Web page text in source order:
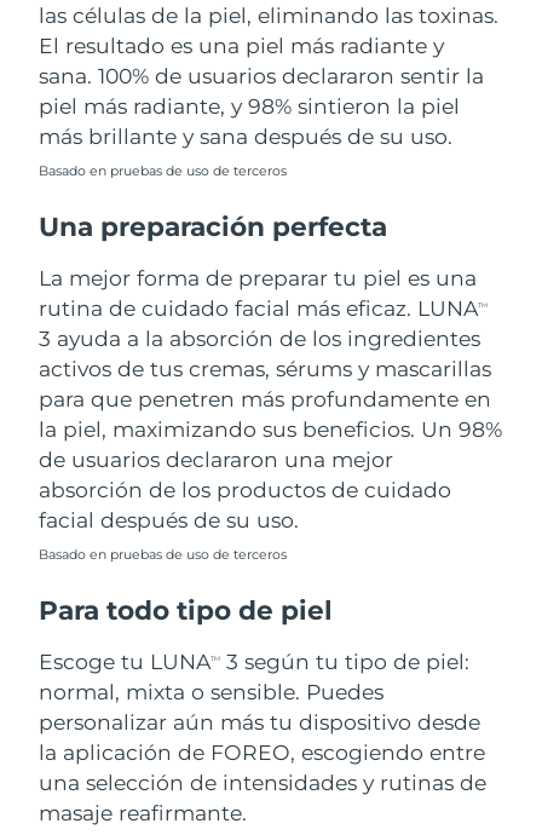
las células de la piel, eliminando las toxinas.
El resultado es una piel más radiante y
sana. 100% de usuarios declararon sentir la
piel más radiante, y 98% sintieron la piel
más brillante y sana después de su uso.
Basado en pruebas de uso de terceros
Una preparación perfecta
La mejor forma de preparar tu piel es una
rutina de cuidado facial más eficaz. LUNATM
3 ayuda a la absorción de los ingredientes
activos de tus cremas, sérums y mascarillas
para que penetren más profundamente en
la piel, maximizando sus beneficios. Un 98%
de usuarios declararon una mejor
absorción de los productos de cuidado
facial después de su uso.
Basado en pruebas de uso de terceros
Para todo tipo de piel
Escoge tu LUNATM
3 según tu tipo de piel:
normal, mixta o sensible. Puedes
personalizar aún más tu dispositivo desde
la aplicación de FOREO, escogiendo entre
una selección de intensidades y rutinas de
masaje reafirmante.